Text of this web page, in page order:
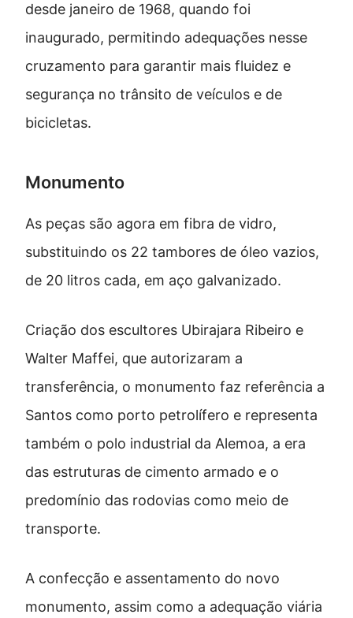
desde janeiro de 1968, quando foi
inaugurado, permitindo adequações nesse
cruzamento para garantir mais fluidez e
segurança no trânsito de veículos e de
bicicletas.
Monumento
As peças são agora em fibra de vidro,
substituindo os 22 tambores de óleo vazios,
de 20 litros cada, em aço galvanizado.
Criação dos escultores Ubirajara Ribeiro e
Walter Maffei, que autorizaram a
transferência, o monumento faz referência a
Santos como porto petrolífero e representa
também o polo industrial da Alemoa, a era
das estruturas de cimento armado e o
predomínio das rodovias como meio de
transporte.
A confecção e assentamento do novo
monumento, assim como a adequação viária